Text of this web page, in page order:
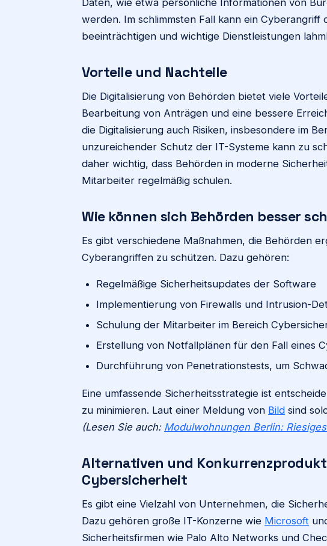
werden. Im schlimmsten Fall kann ein Cyberangriff
beeinträchtigen und wichtige Dienstleistungen
Vorteile und Nachteile
Die Digitalisierung von Behörden bietet viele
Bearbeitung von Anträgen und eine bessere
die Digitalisierung auch Risiken, insbesondere im
unzureichender Schutz der IT-Systeme kann zu
daher wichtig, dass Behörden in moderne
Mitarbeiter regelmäßig schulen.
Wie können sich Behörden besser
Es gibt verschiedene Maßnahmen, die Behörden
Cyberangriffen zu schützen. Dazu gehören:
Regelmäßige Sicherheitsupdates der Software
Implementierung von Firewalls und Intrusion-
Schulung der Mitarbeiter im Bereich
Erstellung von Notfallplänen für den Fall eines
Durchführung von Penetrationstests, um
Eine umfassende Sicherheitsstrategie ist
zu minimieren. Laut einer Meldung von Bild sind
(Lesen Sie auch: Modulwohnungen Berlin:
Alternativen und
Cybersicherheit
Es gibt eine Vielzahl von Unternehmen, die
Dazu gehören große IT-Konzerne wie Microsoft
Sicherheitsfirmen wie Palo Alto Networks und